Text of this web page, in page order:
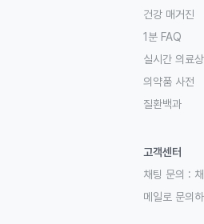
건강 매거진
1분 FAQ
실시간 의료
의약품 사전
질환백과
고객센터
채팅 문의 :
메일로 문의